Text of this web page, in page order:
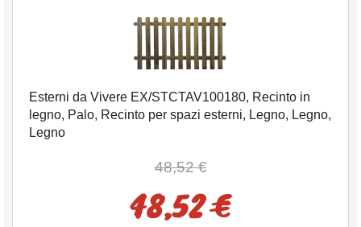
Esterni da Vivere EX/STCTAV100180, Recinto in
legno, Palo, Recinto per spazi esterni, Legno, Legno,
Legno
48,52 €
48,52 €